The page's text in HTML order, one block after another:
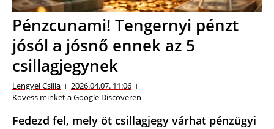
Pénzcunami! Tengernyi pénzt
jósól a jósnő ennek az 5
csillagjegynek
Lengyel Csilla
2026.04.07. 11:06
Kövess minket a Google Discoveren
Fedezd fel, mely öt csillagjegy várhat pénzügyi